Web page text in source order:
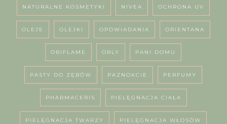
NATURALNE KOSMETYKI NIVEA OCHRONA UV
OLEJE OLEJKI OPOWIADANIA ORIENTANA
ORIFLAME ORLY PANI DOMU
PASTY DO ZĘBÓW PAZNOKCIE PERFUMY
PHARMACERIS PIELĘGNACJA CIAŁA
PIELĘGNACJA TWARZY PIELĘGNACJA WŁOSÓW